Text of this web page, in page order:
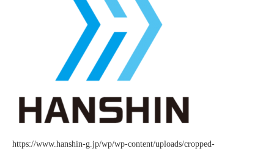
https://www.hanshin-g.jp/wp/wp-content/uploads/cropped-